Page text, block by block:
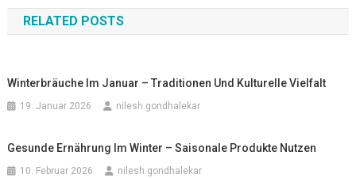
RELATED POSTS
Winterbräuche Im Januar – Traditionen Und Kulturelle Vielfalt
19. Januar 2026 nilesh.gondhalekar
Gesunde Ernährung Im Winter – Saisonale Produkte Nutzen
10. Februar 2026 nilesh.gondhalekar